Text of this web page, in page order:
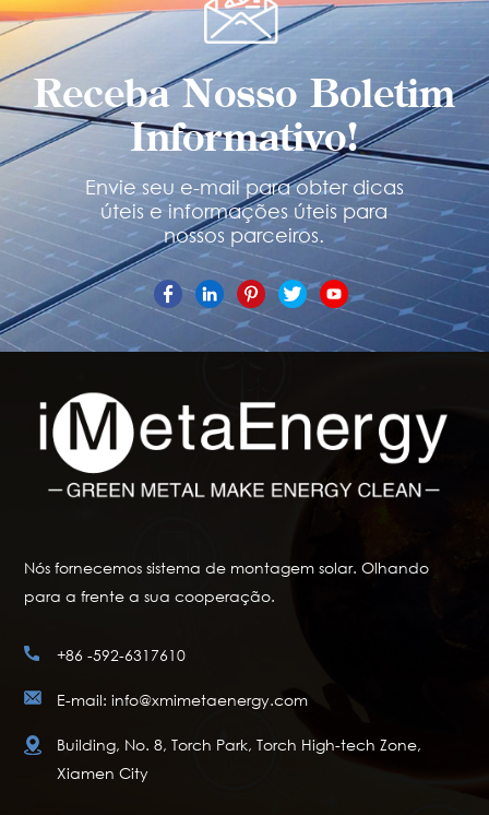
Receba Nosso Boletim
Informativo!
Envie seu e-mail para obter dicas
úteis e informações úteis para
nossos parceiros.
Nós fornecemos sistema de montagem solar. Olhando
para a frente a sua cooperação.
+86 -592-6317610
E-mail: info@xmimetaenergy.com
Building, No. 8, Torch Park, Torch High-tech Zone,
Xiamen City